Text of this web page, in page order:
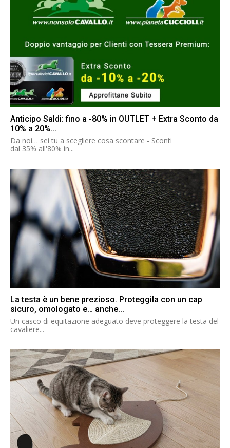
Anticipo Saldi: fino a -80% in OUTLET + Extra Sconto da
10% a 20%...
Da noi… sei tu a scegliere cosa scontare - Sconti
dal 35% all'80% in...
La testa è un bene prezioso. Proteggila con un cap
sicuro, omologato e… anche...
Un casco di equitazione adeguato deve proteggere la testa del
cavaliere...